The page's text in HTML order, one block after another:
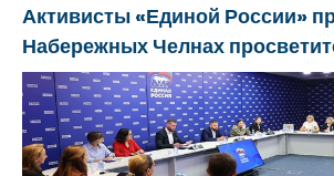
Активисты «Единой России»
Набережных Челнах
мероприятия для молодых
КАМАЗа